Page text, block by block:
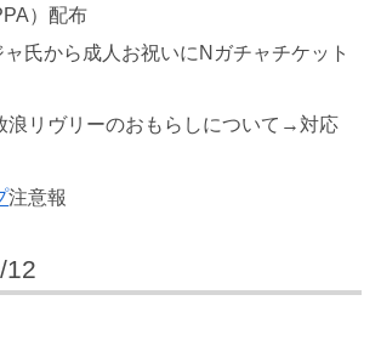
）配布
ャ氏から成人お祝いにNガチャチケット
浪リヴリーのおもらしについて→対応
注意報
12